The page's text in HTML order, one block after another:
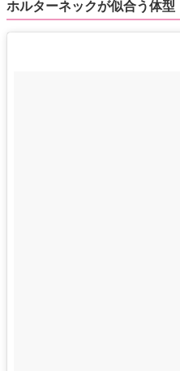
ホルターネックが似合う体型